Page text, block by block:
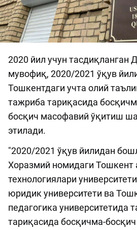
2020 йил учун тасдиқланган
мувофиқ, 2020/2021 ўқув
Тошкентдаги учта олий
тажриба тариқасида
босқич масофавий ўқитиш
этилади.
"2020/2021 ўқув йилидан
Хоразмий номидаги Тошкент
технологиялари
юридик университети ва
педагогика университетида
тариқасида босқичма-